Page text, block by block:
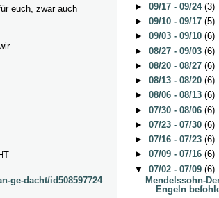
euch, zwar auch
ge-dacht/id508597724
► 09/17 - 09/24 (3)
► 09/10 - 09/17 (5)
► 09/03 - 09/10 (6)
► 08/27 - 09/03 (6)
► 08/20 - 08/27 (6)
► 08/13 - 08/20 (6)
► 08/06 - 08/13 (6)
► 07/30 - 08/06 (6)
► 07/23 - 07/30 (6)
► 07/16 - 07/23 (6)
► 07/09 - 07/16 (6)
▼ 07/02 - 07/09 (6)
Mendelssohn-
Engeln